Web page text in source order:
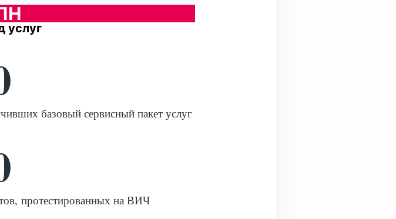
услуг
базовый сервисный пакет услуг
протестированных на ВИЧ